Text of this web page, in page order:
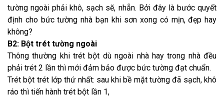
tường ngoài phải khô, sạch sẽ, nhẵn. Bởi đây là bước quyết
định cho bức tường nhà bạn khi sơn xong có mịn, đẹp hay
không?
B2: Bột trét tường ngoài
Thông thường khi trét bột dù ngoài nhà hay trong nhà đều
phải trét 2 lần thì mới đảm bảo được bức tường đạt chuẩn.
Trét bột trét lớp thứ nhất: sau khi bề mặt tường đã sạch, khô
ráo thì tiến hành trét bột lần 1,